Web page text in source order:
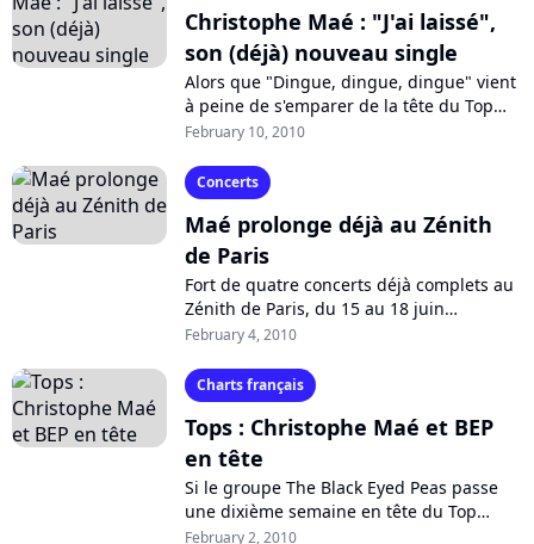
Christophe Maé : "J'ai laissé",
son (déjà) nouveau single
Alors que "Dingue, dingue, dingue" vient
à peine de s'emparer de la tête du Top
Singles, la maison de disques de
February 10, 2010
Concerts
Maé prolonge déjà au Zénith
de Paris
Fort de quatre concerts déjà complets au
Zénith de Paris, du 15 au 18 juin
prochain, Christophe Maé jouera déjà les
February 4, 2010
Charts français
Tops : Christophe Maé et BEP
en tête
Si le groupe The Black Eyed Peas passe
une dixième semaine en tête du Top
Albums en France avec "The E.N.D" et 17
February 2, 2010